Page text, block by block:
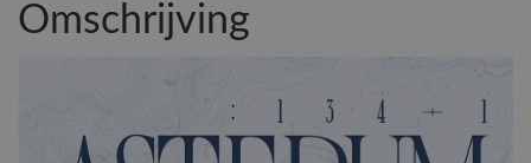
Omschrijving